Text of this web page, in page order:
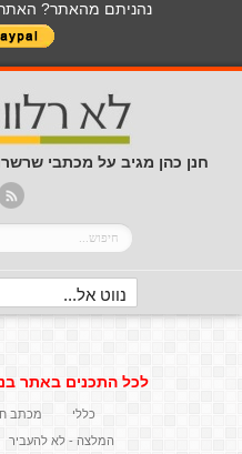
נהניתם מהאתר? האתר
חנן כהן מגיב על מכתבי שרשרת
לכל התכנים באתר
כללי מכתב
המלצה - לא להעביר